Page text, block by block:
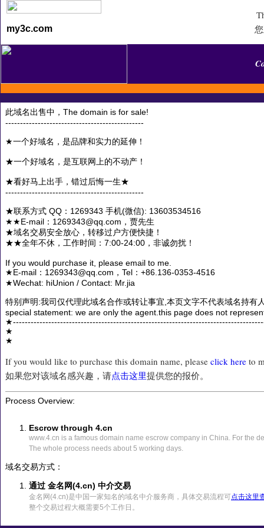
my3c.com
此域名出售中，The domain is for sale!
-----------------------------------------------
★一个好域名，是品牌和实力的延伸！
★一个好域名，是互联网上的不动产！
★看好马上出手，错过后悔一生★
-----------------------------------------------
★联系方式 QQ：1269343 手机(微信): 13603534516
★★E-mail：1269343@qq.com，贾先生
★域名交易安全放心，转移过户方便快捷！
★★全年不休，工作时间：7:00-24:00，非诚勿扰！
If you would purchase it, please email to me.
★E-mail：1269343@qq.com，Tel：+86.136-0353-4516
★Wechat: hiUnion / Contact: Mr.jia
特别声明:我司仅代理此域名合作或转让事宜,本页文字不代表域名持有
special statement: we are only the agent.this page does not
★
★
If you would like to purchase this domain name, please click here to
如果您对该域名感兴趣，请点击这里提供您的报价。
Process Overview:
Escrow through 4.cn
www.4.cn is a famous domain name escrow company in China. For the
The whole process needs about 5 working days.
域名交易方式：
通过 金名网(4.cn) 中介交易
金名网(4.cn)是中国一家知名的域名中介服务商，具体交易流程可点击这里
整个交易过程大概需要5个工作日。